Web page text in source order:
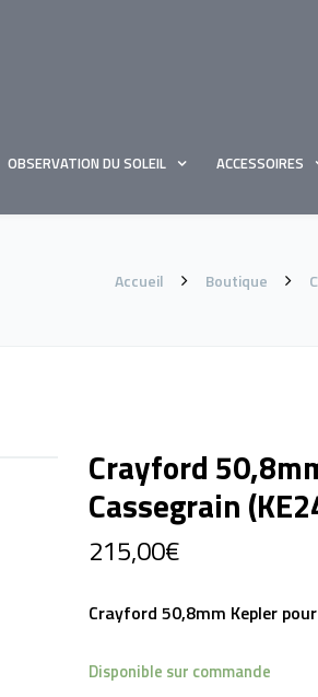
OBSERVATION DU SOLEIL ACCESSOIRES
Accueil Boutique
Crayford
Cassegrain
215,00€
Crayford 50,8mm Kepler
Disponible sur commande